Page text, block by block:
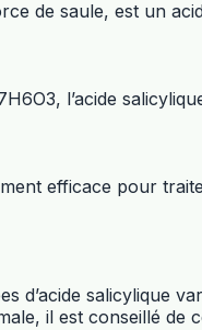
de saule, est un
l’acide
efficace pour
d’acide salicylique
il est conseillé de